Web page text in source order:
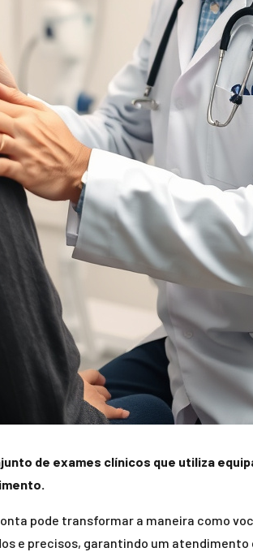
de exames clínicos que utiliza
pode transformar a maneira como
e precisos, garantindo um